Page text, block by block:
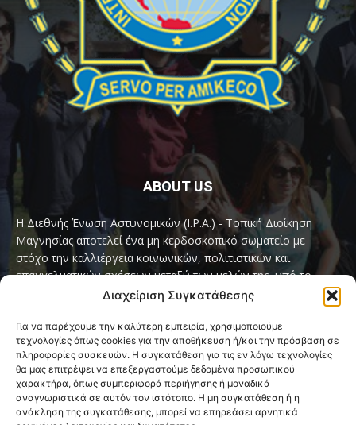
Διαχείριση Συγκατάθεσης
Για να παρέχουμε την καλύτερη εμπειρία, χρησιμοποιούμε
τεχνολογίες όπως cookies για την αποθήκευση ή/και την πρόσβαση σε
πληροφορίες συσκευών. Η συγκατάθεση για τις εν λόγω τεχνολογίες
θα μας επιτρέψει να επεξεργαστούμε δεδομένα προσωπικού
χαρακτήρα, όπως συμπεριφορά περιήγησης ή μοναδικά
αναγνωριστικά σε αυτόν τον ιστότοπο. Η μη συγκατάθεση ή η
ανάκληση της συγκατάθεσης, μπορεί να επηρεάσει αρνητικά
ABOUT US
Η Διεθνής Ένωση Αστυνομικών (I.P.A.) - Τοπική Διοίκηση
Μαγνησίας αποτελεί ένα μη κερδοσκοπικό σωματείο με
στόχο την καλλιέργεια κοινωνικών, πολιτιστικών και
επαγγελματικών σχέσεων μεταξύ των μελών της, υπό το
παγκόσμιο σύνθημα «Servo per Amikeco» (Υπηρετώ δια της
Contact us:ipamagnesia@gmail.com
FOLLOW US